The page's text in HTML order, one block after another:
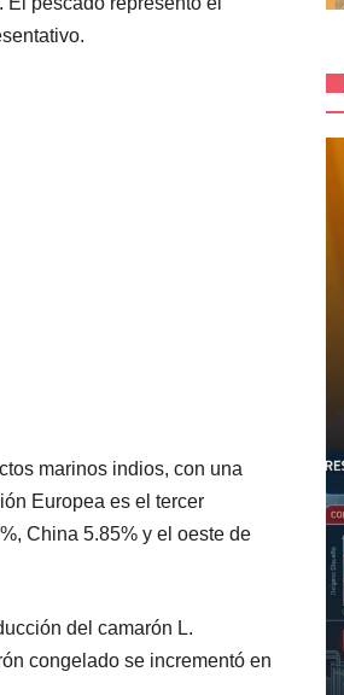
marinos indios, con una
Europea es el tercer
China 5.85% y el oeste de
del camarón L.
congelado se incrementó en